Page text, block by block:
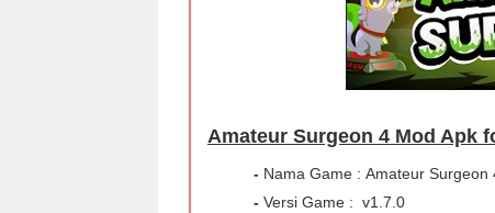
Amateur Surgeon 4 Mod Apk
- Nama Game : Amateur
- Versi Game : v1.7.0